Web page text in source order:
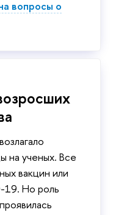
вопросы о
на ученых. Все
вакцин или
19. Но роль